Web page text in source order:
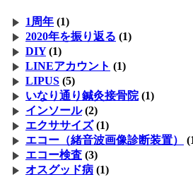
1周年 (1)
2020年を振り返る (1)
DIY(1)
LINEアカウント (1)
LIPUS (5)
いなり通り鍼灸接骨院(1)
インソール(2)
エクササイズ(1)
エコー（緒音波画像診断装置）
エコー検査 (3)
オスグッド病 (1)